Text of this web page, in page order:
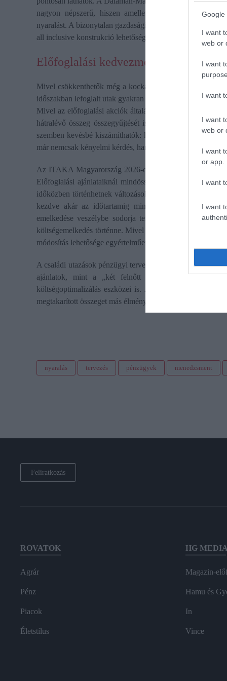
Google
I want
web or
I want
I want
I want
web or
I want
or app.
I want
I want
nagyon népszerű, hiszen amellett, hogy
nyaralást. A bizonytalan gazdasági környezetben – ahol az
all inclusive konstrukció lehetőséget ad arra, hogy az
Előfoglalási kedvezmények és
Mivel csökkenthetők még a kockázatok? Az időben
időszakban lefoglalt utak gyakran kedvezőbb áron érhetők
Mivel az előfoglalási akciók általában legalább 6
hátralévő összeg összegyűjtését is gondosan
szemben kevésbé kiszámíthatók: korlátozott a választék,
már nemcsak kényelmi kérdés, hanem tudatos gazdasági
Az ITAKA Magyarország 2026-os nyári előfoglalási
Előfoglalási ajánlataiknál mindössze az utazási költség
időközben történhetnek változások a tervekben, és
kezdve akár az időtartamig mindenre 30 nappal az
emelkedése veszélybe sodorja terveinket, mert a
költségemelkedés történne. Mivel az utasok egyre inkább
módosítás lehetősége egyértelműen a tudatos döntéshozókat
A családi utazások pénzügyi tervezésében a gyerekbarát
ajánlatok, mint a „két felnőtt mellett egy gyermek
költségoptimalizálás eszközei is. A díjmentes vagy
megtakarított összeget más élményekre vagy jövőbeni
nyaralás tervezés pénzügyek menedzsment
Feliratkozás
ROVATOK
Agrár
Pénz
Piacok
Életstílus
HG MEDIA
Magazin-
Hamu és
In
Vince